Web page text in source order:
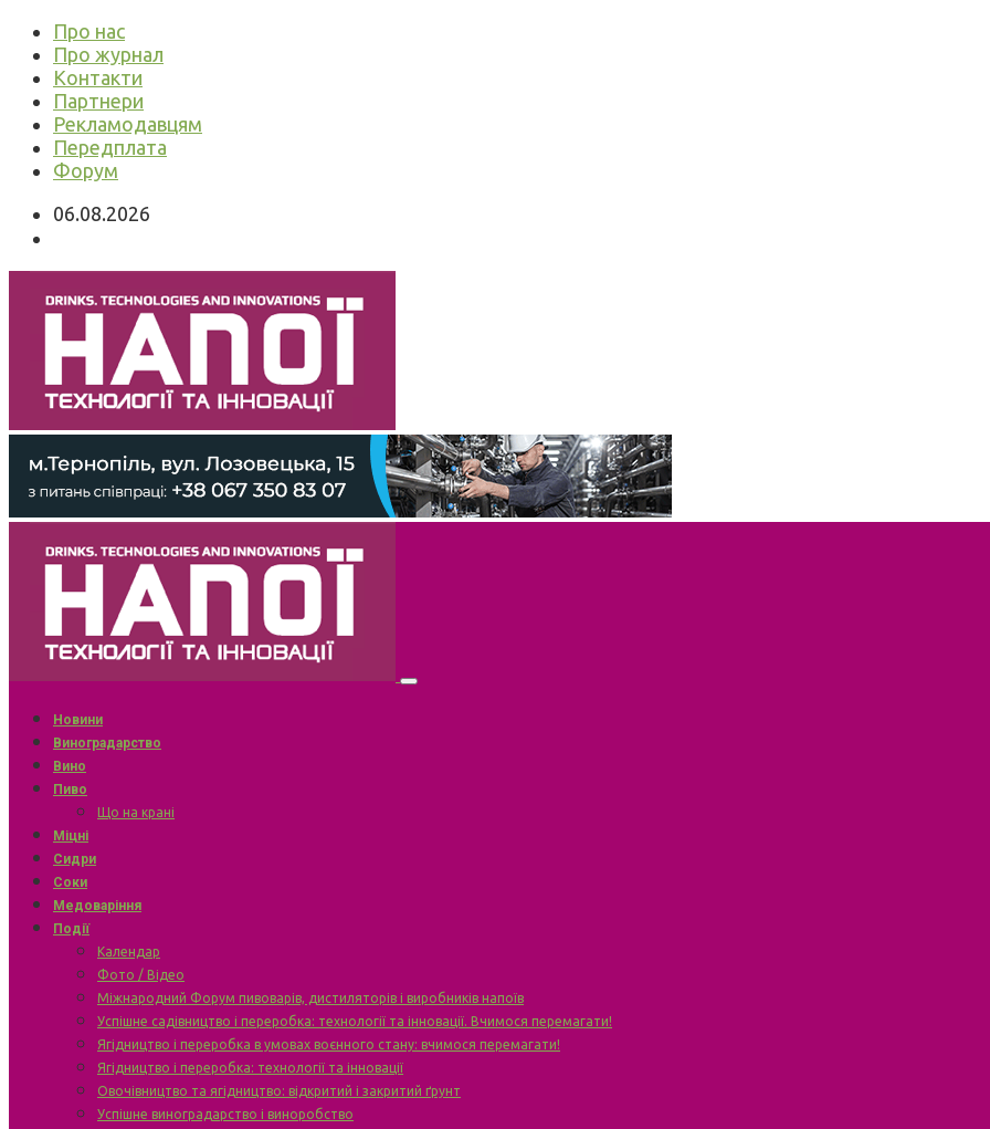
Про нас
Про журнал
Контакти
Партнери
Рекламодавцям
Передплата
Форум
06.08.2026
Новини
Виноградарство
Вино
Пиво
Що на крані
Міцні
Сидри
Соки
Медоваріння
Події
Календар
Фото / Відео
Міжнародний Форум пивоварів, дистиляторів і виробників напоїв
Успішне садівництво і переробка: технології та інновації. Вчимося перемагати!
Ягідництво і переробка в умовах воєнного стану: вчимося перемагати!
Ягідництво і переробка: технології та інновації
Овочівництво та ягідництво: відкритий і закритий ґрунт
Успішне виноградарство і виноробство